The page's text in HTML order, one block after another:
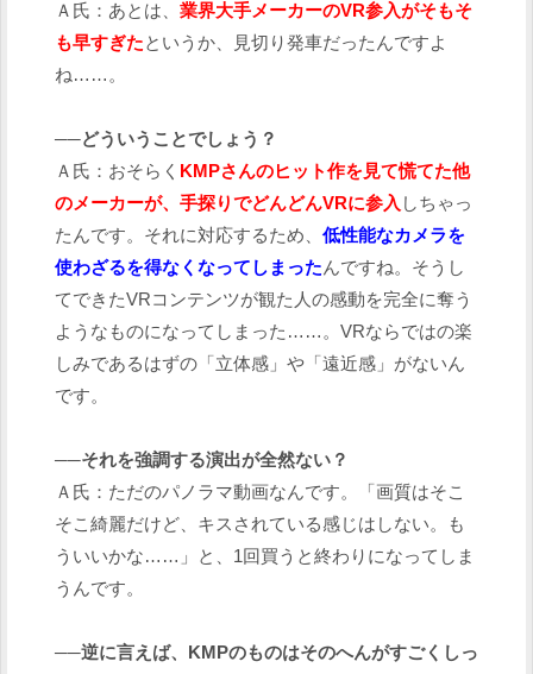
Ａ氏：あとは、 業界大手メーカーのVR参入がそもそ
も早すぎたというか、見切り発車だったんですよ
ね……。
──どういうことでしょう？
Ａ氏：おそらく KMPさんのヒット作を見て慌てた他
のメーカーが、手探りでどんどんVRに参入 しちゃっ
たんです。それに対応するため、 低性能なカメラを
使わざるを得なくなってしまったんですね。そうし
てできたVRコンテンツが観た人の感動を完全に奪う
ようなものになってしまった……。VRならではの楽
しみであるはずの「立体感」や「遠近感」がないん
です。
──それを強調する演出が全然ない？
Ａ氏：ただのパノラマ動画なんです。「画質はそこ
そこ綺麗だけど、キスされている感じはしない。も
ういいかな……」と、1回買うと終わりになってしま
うんです。
──逆に言えば、KMPのものはそのへんがすごくしっ